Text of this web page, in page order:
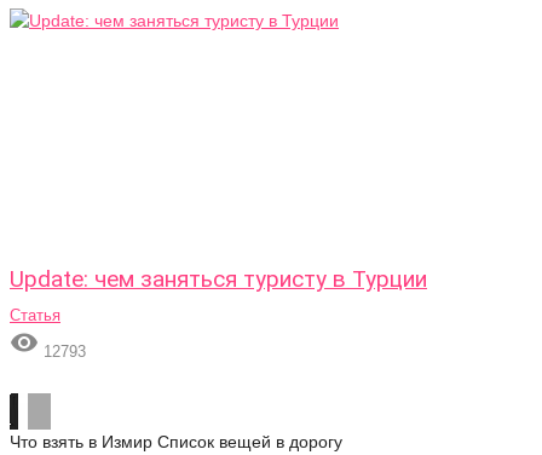
Update: чем заняться туристу в Турции
Статья
 12793
Что взять в Измир Список вещей в дорогу